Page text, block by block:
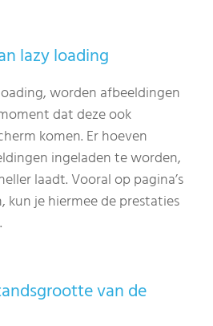
lazy loading
worden afbeeldingen
dat deze ook
komen. Er hoeven
ingeladen te worden,
laadt. Vooral op pagina’s
kun je hiermee de prestaties
van de